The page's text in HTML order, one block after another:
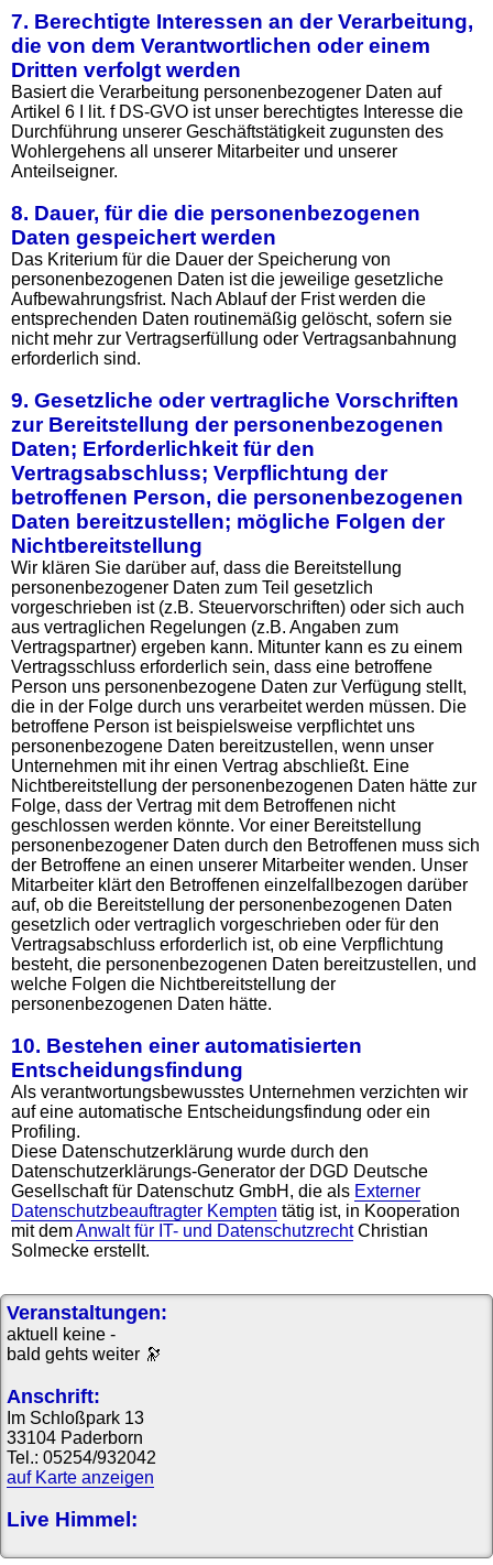
7. Berechtigte Interessen an der Verarbeitung,
die von dem Verantwortlichen oder einem
Dritten verfolgt werden
Basiert die Verarbeitung personenbezogener Daten auf
Artikel 6 I lit. f DS-GVO ist unser berechtigtes Interesse die
Durchführung unserer Geschäftstätigkeit zugunsten des
Wohlergehens all unserer Mitarbeiter und unserer
Anteilseigner.
8. Dauer, für die die personenbezogenen
Daten gespeichert werden
Das Kriterium für die Dauer der Speicherung von
personenbezogenen Daten ist die jeweilige gesetzliche
Aufbewahrungsfrist. Nach Ablauf der Frist werden die
entsprechenden Daten routinemäßig gelöscht, sofern sie
nicht mehr zur Vertragserfüllung oder Vertragsanbahnung
erforderlich sind.
9. Gesetzliche oder vertragliche Vorschriften
zur Bereitstellung der personenbezogenen
Daten; Erforderlichkeit für den
Vertragsabschluss; Verpflichtung der
betroffenen Person, die personenbezogenen
Daten bereitzustellen; mögliche Folgen der
Nichtbereitstellung
Wir klären Sie darüber auf, dass die Bereitstellung
personenbezogener Daten zum Teil gesetzlich
vorgeschrieben ist (z.B. Steuervorschriften) oder sich auch
aus vertraglichen Regelungen (z.B. Angaben zum
Vertragspartner) ergeben kann. Mitunter kann es zu einem
Vertragsschluss erforderlich sein, dass eine betroffene
Person uns personenbezogene Daten zur Verfügung stellt,
die in der Folge durch uns verarbeitet werden müssen. Die
betroffene Person ist beispielsweise verpflichtet uns
personenbezogene Daten bereitzustellen, wenn unser
Unternehmen mit ihr einen Vertrag abschließt. Eine
Nichtbereitstellung der personenbezogenen Daten hätte zur
Folge, dass der Vertrag mit dem Betroffenen nicht
geschlossen werden könnte. Vor einer Bereitstellung
personenbezogener Daten durch den Betroffenen muss sich
der Betroffene an einen unserer Mitarbeiter wenden. Unser
Mitarbeiter klärt den Betroffenen einzelfallbezogen darüber
auf, ob die Bereitstellung der personenbezogenen Daten
gesetzlich oder vertraglich vorgeschrieben oder für den
Vertragsabschluss erforderlich ist, ob eine Verpflichtung
besteht, die personenbezogenen Daten bereitzustellen, und
welche Folgen die Nichtbereitstellung der
personenbezogenen Daten hätte.
10. Bestehen einer automatisierten
Entscheidungsfindung
Als verantwortungsbewusstes Unternehmen verzichten wir
auf eine automatische Entscheidungsfindung oder ein
Profiling.
Diese Datenschutzerklärung wurde durch den
Datenschutzerklärungs-Generator der DGD Deutsche
Gesellschaft für Datenschutz GmbH, die als Externer
Datenschutzbeauftragter Kempten tätig ist, in Kooperation
mit demAnwalt für IT- und DatenschutzrechtChristian
Solmecke erstellt.
Veranstaltungen:
aktuell keine -
bald gehts weiter 🔭
Anschrift:
Im Schloßpark 13
33104 Paderborn
Tel.: 05254/932042
auf Karte anzeigen
Live Himmel: